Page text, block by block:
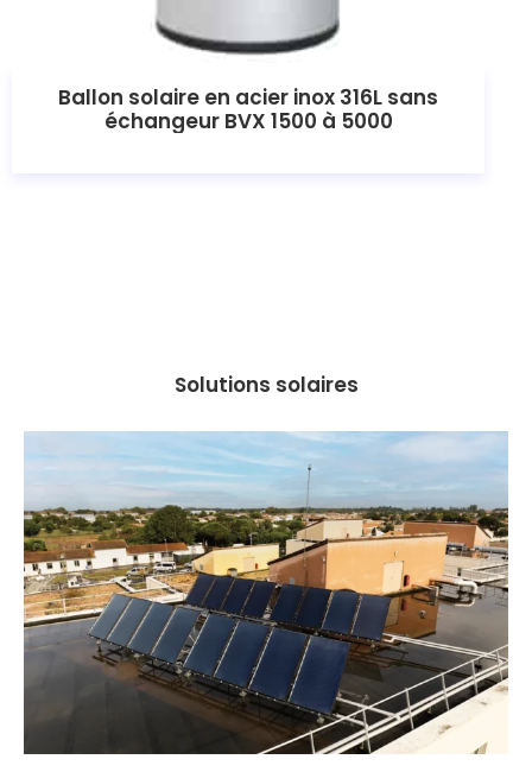
Ballon solaire en acier inox 316L sans
échangeur BVX 1500 à 5000
Solutions solaires